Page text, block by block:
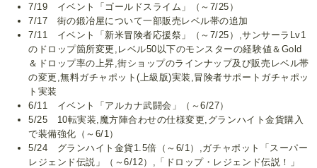
7/19 イベント「ゴールドスライム」（～7/25）
7/17 街の鍛冶屋について一部販売レベル帯の追加
7/11 イベント「新米冒険者応援祭」（～7/25）,サンサーラLv1
のドロップ箇所変更,レベル50以下のモンスターの経験値＆Gold
＆ドロップ率の上昇,街ショップのラインナップ及び販売レベル帯
の変更,無料ガチャポット(上級版)実装,冒険者サポートガチャポッ
ト実装
6/11 イベント「アルカナ武闘会」（～6/27）
5/25 10転実装,魔方陣合わせの仕様変更,グランハイト金貨購入
で装備強化（～6/1）
5/24 グランハイト金貨1.5倍（～6/1）,ガチャポット「スーパー
レジェンド伝説」（～6/12）,「ドロップ・レジェンド伝説！」